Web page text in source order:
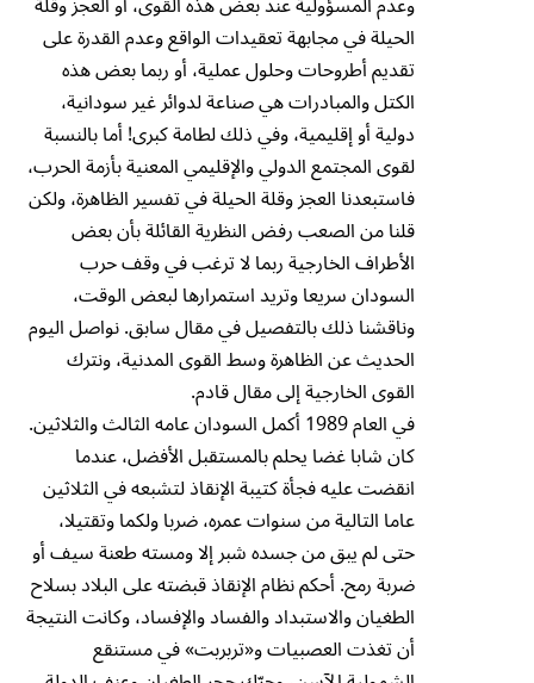
الحيلة في مجابهة تعقيدات الواقع وعدم القدرة على
تقديم أطروحات وحلول عملية، أو ربما بعض هذه
الكتل والمبادرات هي صناعة لدوائر غير سودانية،
دولية أو إقليمية، وفي ذلك لطامة كبرى! أما بالنسبة
لقوى المجتمع الدولي والإقليمي المعنية بأزمة الحرب،
فاستبعدنا العجز وقلة الحيلة في تفسير الظاهرة، ولكن
قلنا من الصعب رفض النظرية القائلة بأن بعض
الأطراف الخارجية ربما لا ترغب في وقف حرب
السودان سريعا وتريد استمرارها لبعض الوقت،
وناقشنا ذلك بالتفصيل في مقال سابق. نواصل اليوم
الحديث عن الظاهرة وسط القوى المدنية، ونترك
القوى الخارجية إلى مقال قادم.
في العام 1989 أكمل السودان عامه الثالث والثلاثين.
كان شابا غضا يحلم بالمستقبل الأفضل، عندما
انقضت عليه فجأة كتيبة الإنقاذ لتشبعه في الثلاثين
عاما التالية من سنوات عمره، ضربا ولكما وتقتيلا،
حتى لم يبق من جسده شبر إلا ومسته طعنة سيف أو
ضربة رمح. أحكم نظام الإنقاذ قبضته على البلاد بسلاح
الطغيان والاستبداد والفساد والإفساد، وكانت النتيجة
أن تغذت العصبيات و«تربربت» في مستنقع